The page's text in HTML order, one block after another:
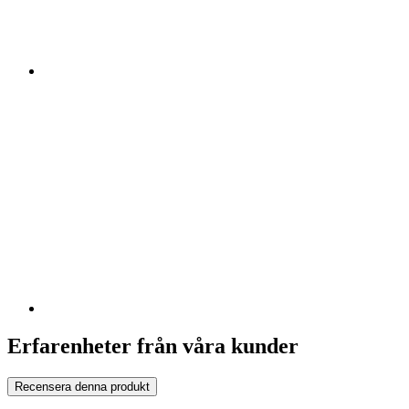
Erfarenheter från våra kunder
Recensera denna produkt